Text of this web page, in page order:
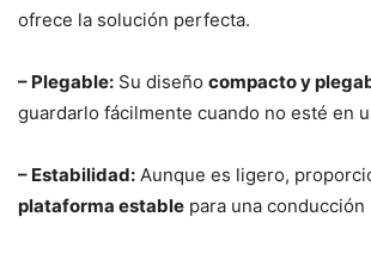
ofrece la solución perfecta.
– Plegable: Su diseño compacto y
guardarlo fácilmente cuando no esté en
– Estabilidad: Aunque es ligero,
plataforma estable para una conducción